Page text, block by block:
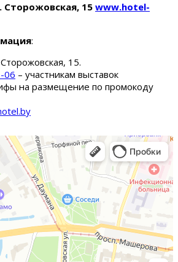
Сторожовская, 15 www.hotel-
:
15.
06 – участникам выставок
на размещение по промокоду